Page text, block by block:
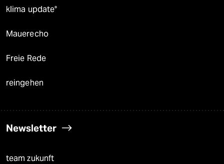
klima update°
Mauerecho
Freie Rede
reingehen
Newsletter
team zukunft